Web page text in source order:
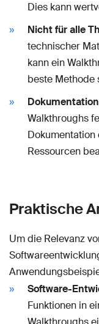
Dies kann
Nicht für alle
technischer
kann ein
beste Methode
Walkthroughs
Ressourcen
Praktische
Um die Relevanz
Software-
Funktionen in